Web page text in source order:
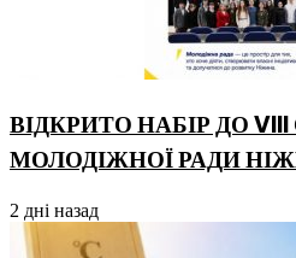
ВІДКРИТО НАБІР ДО
МОЛОДІЖНОЇ РАДИ
2 дні назад